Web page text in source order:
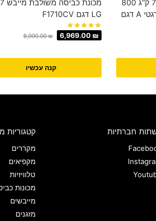
מכונת כביסה פתח חזית 7 ק"ג 800
סל"ד MULLER דירוג אנרגטי A דגם
LG דגם F1710CV
8,990.00₪ 6,969.00 ₪
קנה עכשיו
חברתיות קטגוריות
מקררים
מקפיאים
טלוויזיות
מכונות
מייבשים
מזגנים